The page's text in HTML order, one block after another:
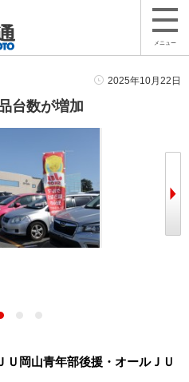
メニュー
2025年10月22日
台数が増加
Ｕ岡山青年部後援・オールＪＵ